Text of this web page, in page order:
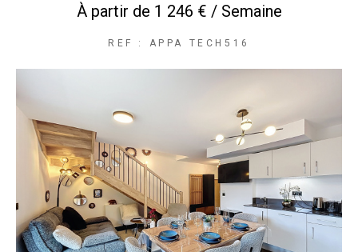
À partir de 1 246 € / Semaine
REF : APPA TECH516